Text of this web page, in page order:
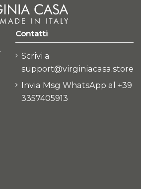
Contatti
Scrivi a
support@virginiacasa.store
Invia Msg WhatsApp al +39
3357405913